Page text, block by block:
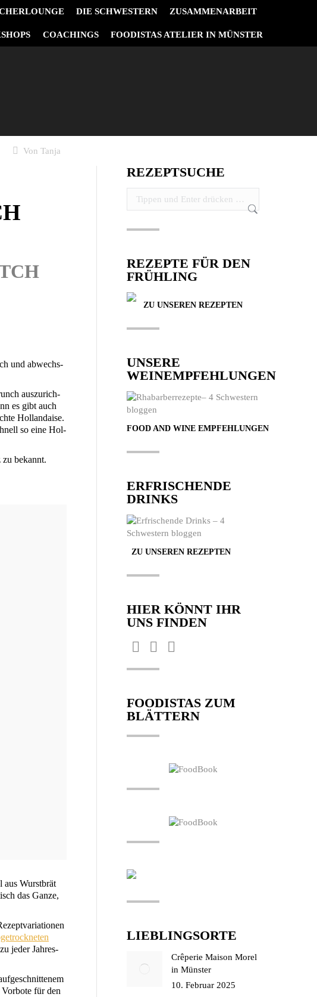
DIE SCHWESTERN ZUSAMMENARBEIT
COACHINGS FOODISTAS ATELIER IN MÜNSTER
Von Tanja
und abwechs­
aus­zu­rich­
es gibt auch
Hol­lan­dai­se.
so eine Hol­
bekannt.
aus Wurst­brät
das Gan­ze,
jeder Jah­res­
für den
REZEPTSUCHE
REZEPTE FÜR DEN
FRÜHLING
ZU UNSEREN REZEPTEN
UNSERE
WEINEMPFEHLUNGEN
FOOD AND WINE EMPFEHLUNGEN
ERFRISCHENDE
DRINKS
ZU UNSEREN REZEPTEN
HIER KÖNNT IHR
UNS FINDEN
Finden Sie uns auf:
Facebook
page
in
new
Pinterest
page
in
new
Instagram
in
new
FOODISTAS ZUM
BLÄTTERN
LIEBLINGSORTE
Crêperie Maison Morel
in Münster
10. Februar 2025